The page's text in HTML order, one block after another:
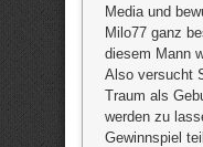
Media und
Milo77 ganz
diesem Mann
Also versucht
Traum als
werden zu
Gewinnspiel